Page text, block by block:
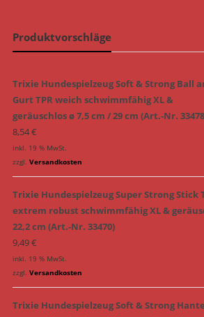
Produktvorschläge
Trixie Hundespielzeug Soft & Strong Ball
Gurt TPR weich schwimmfähig XL &
geräuschlos ø 7,5 cm / 29 cm (Art.-Nr.
8,54€
inkl. 19 % MwSt.
zzgl. Versandkosten
Trixie Hundespielzeug Super Strong Stick
extrem robust schwimmfähig XL &
22,2 cm (Art.-Nr. 33470)
9,49€
inkl. 19 % MwSt.
zzgl. Versandkosten
Trixie Hundespielzeug Soft & Strong